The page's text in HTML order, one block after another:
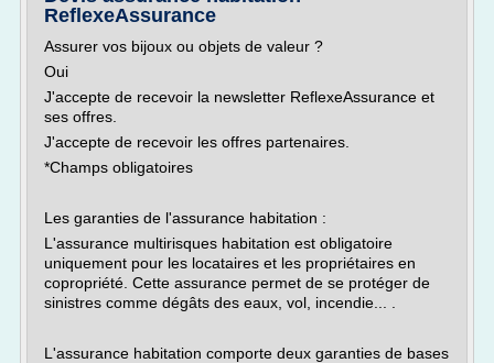
ReflexeAssurance
Assurer vos bijoux ou objets de valeur ?
Oui
J'accepte de recevoir la newsletter ReflexeAssurance et
ses offres.
J'accepte de recevoir les offres partenaires.
*Champs obligatoires
Les garanties de l'assurance habitation :
L'assurance multirisques habitation est obligatoire
uniquement pour les locataires et les propriétaires en
copropriété. Cette assurance permet de se protéger de
sinistres comme dégâts des eaux, vol, incendie... .
L'assurance habitation comporte deux garanties de bases